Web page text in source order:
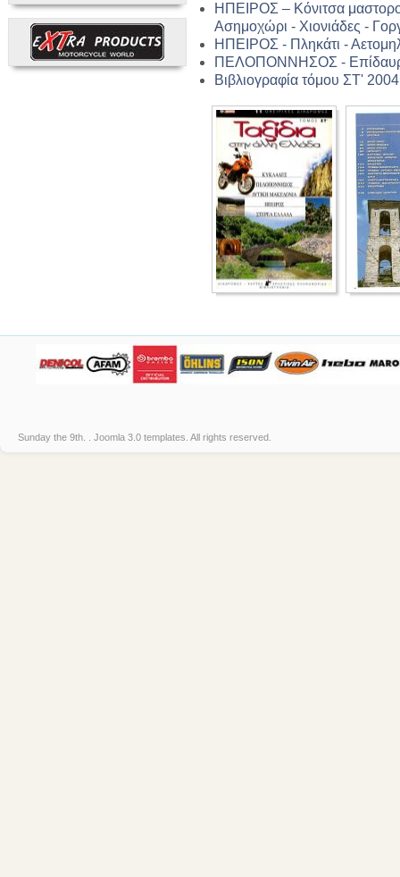
ΗΠΕΙΡΟΣ – Κόνιτσα
Ασημοχώρι - Χιονιάδες -
ΗΠΕΙΡΟΣ - Πληκάτι -
ΠΕΛΟΠΟΝΝΗΣΟΣ -
Βιβλιογραφία τόμου ΣΤ' 2004
Sunday the 9th. . Joomla 3.0 templates . All rights reserved.